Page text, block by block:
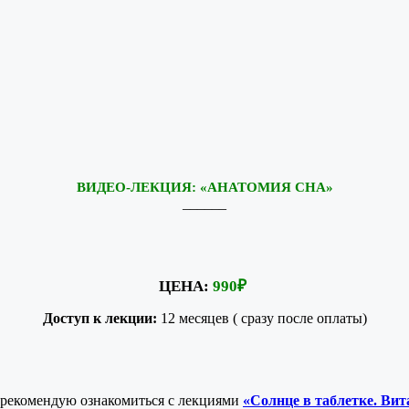
ВИДЕО-ЛЕКЦИЯ: «АНАТОМИЯ СНА»
ЦЕНА: 990₽
Доступ к лекции: 12 месяцев ( сразу после оплаты)
ознакомиться с лекциями «Солнце в таблетке.